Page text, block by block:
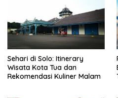
Sehari di Solo: Itinerary
Wisata Kota Tua dan
Rekomendasi Kuliner Malam